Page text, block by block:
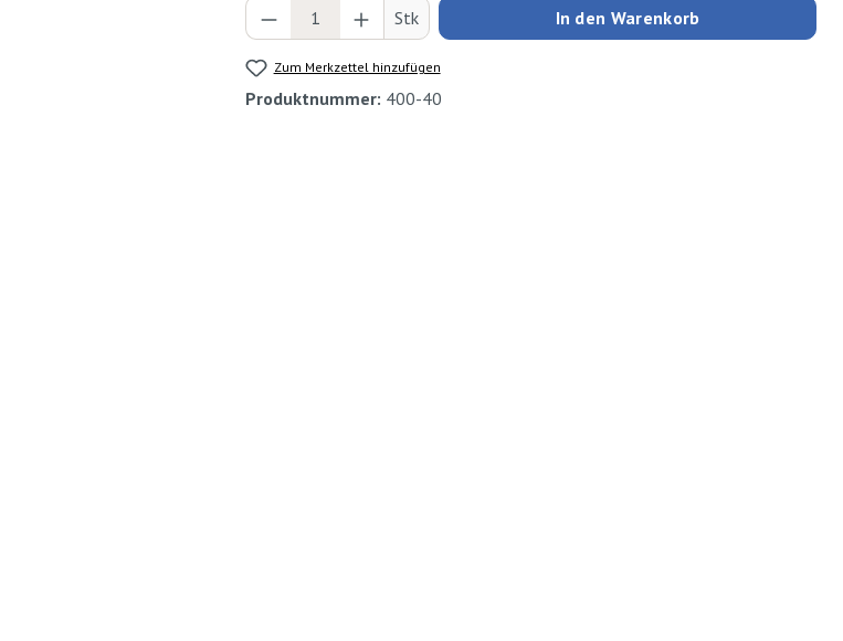
Produkt Anzahl: Gib den gewünschten Wert ein
Stk In den Warenkorb
Zum Merkzettel hinzufügen
Produktnummer: 400-40